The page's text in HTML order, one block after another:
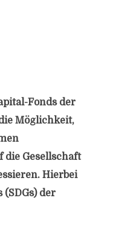
Fonds der
Möglichkeit,
die Gesellschaft
Hierbei
der